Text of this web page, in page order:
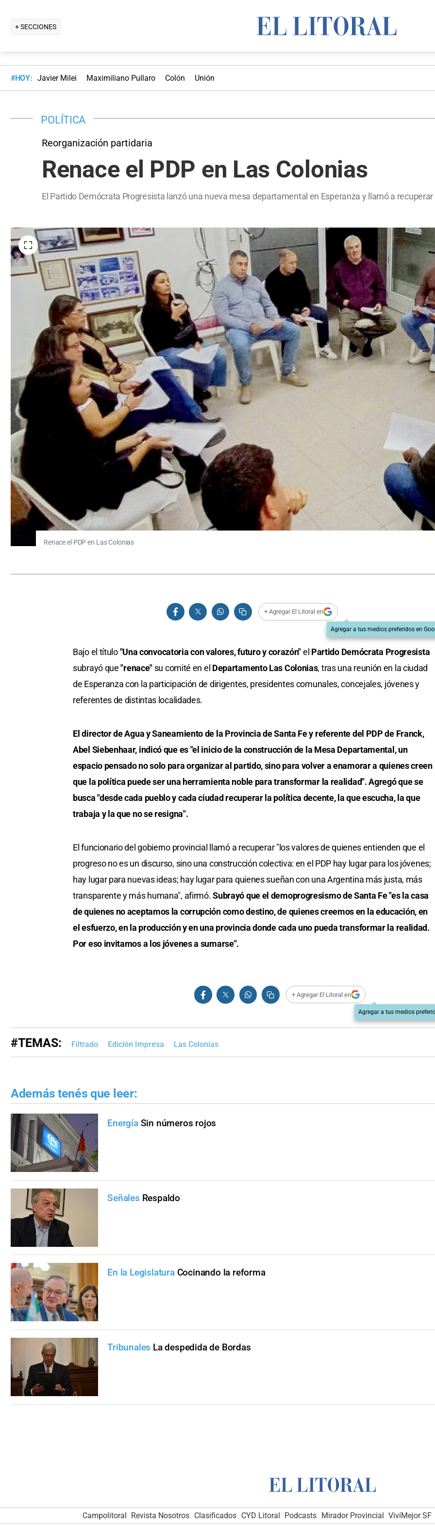
+ SECCIONES
#HOY: Javier Milei Maximiliano Pullaro Colón Unión
POLÍTICA
Reorganización partidaria
Renace el PDP en Las Colonias
El Partido Demócrata Progresista lanzó una nueva mesa departamental en Esperanza y llamó a recuperar
Renace el PDP en Las Colonias
+ Agregar El Litoral en
Agregar a tus medios preferidos en
Bajo el título"Una convocatoria con valores, futuro y corazón"el Partido Demócrata Progresista
subrayó que"renace" su comité en el Departamento Las Colonias, tras una reunión en la ciudad
de Esperanza con la participación de dirigentes, presidentes comunales, concejales, jóvenes y
referentes de distintas localidades.
El director de Agua y Saneamiento de la Provincia de Santa Fe y referente del PDP de Franck,
Abel Siebenhaar, indicó que es "el inicio de la construcción de la Mesa Departamental, un
espacio pensado no solo para organizar al partido, sino para volver a enamorar a quienes creen
que la política puede ser una herramienta noble para transformar la realidad". Agregó que se
busca "desde cada pueblo y cada ciudad recuperar la política decente, la que escucha, la que
trabaja y la que no se resigna".
El funcionario del gobierno provincial llamó a recuperar "los valores de quienes entienden que el
progreso no es un discurso, sino una construcción colectiva: en el PDP hay lugar para los jóvenes;
hay lugar para nuevas ideas; hay lugar para quienes sueñan con una Argentina más justa, más
transparente y más humana", afirmó.Subrayó que el demoprogresismo de Santa Fe "es la casa
de quienes no aceptamos la corrupción como destino, de quienes creemos en la educación, en
el esfuerzo, en la producción y en una provincia donde cada uno pueda transformar la realidad.
Por eso invitamos a los jóvenes a sumarse".
+ Agregar El Litoral en
Agregar a tus medios
#TEMAS: Filtrado Edición Impresa Las Colonias
Además tenés que leer:
Energía Sin números rojos
Señales Respaldo
En la Legislatura Cocinando la reforma
Tribunales La despedida de Bordas
Campolitoral Revista Nosotros Clasificados CYD Litoral Podcasts Mirador Provincial VivíMejor SF